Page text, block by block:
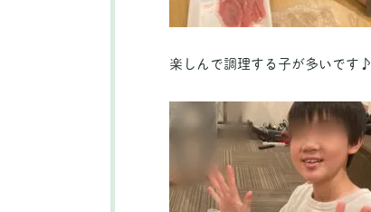
楽しんで調理する子が多いです♪